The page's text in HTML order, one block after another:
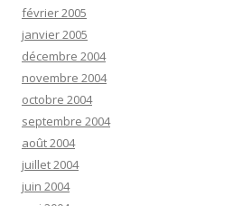
février 2005
janvier 2005
décembre 2004
novembre 2004
octobre 2004
septembre 2004
août 2004
juillet 2004
juin 2004